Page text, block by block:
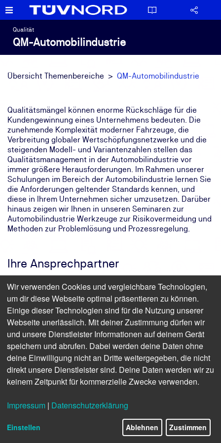
Qualität
QM-Automobilindustrie
Übersicht Themenbereiche QM-Automobilindustrie
Qualitätsmängel können enorme Rückschläge für die
Kundengewinnung eines Unternehmens bedeuten. Die
zunehmende Komplexität moderner Fahrzeuge, die
Verbreitung globaler Wertschöpfungsnetzwerke und die
steigenden Modell- und Variantenzahlen stellen das
Qualitätsmanagement in der Automobilindustrie vor
immer größere Herausforderungen. Im Rahmen unserer
Schulungen im Bereich der Automobilindustrie lernen Sie
die Anforderungen geltender Standards kennen, und
diese in Ihrem Unternehmen sicher umzusetzen. Darüber
hinaus zeigen wir Ihnen in unseren Seminaren zur
Automobilindustrie Werkzeuge zur Risikovermeidung und
Methoden zur Problemlösung und Prozessregelung.
Ihre Ansprechpartner
Mein Name ist
Silke Liehr
Als Produktmanagerin helfe ich Ihnen gerne persönlich
weiter
Fragen zu Inhalten: +49 511 9986 2087
Wir verwenden Cookies und vergleichbare Technologien,
um dir diese Webseite optimal präsentieren zu können.
Einige dieser Technologien sind für die Nutzung unserer
Webseite unerlässlich. Mit deiner Zustimmung dürfen wir
und unsere Dienstleister Informationen auf deinem Gerät
speichern und abrufen. Dabei werden deine Daten ohne
deine Einwilligung nicht an Dritte weitergegeben, die nicht
direkt unsere Dienstleister sind. Deine Daten werden wir zu
keinem Zeitpunkt für kommerzielle Zwecke verwenden.
Impressum | Datenschutzerklärung
Einstellen Ablehnen Zustimmen